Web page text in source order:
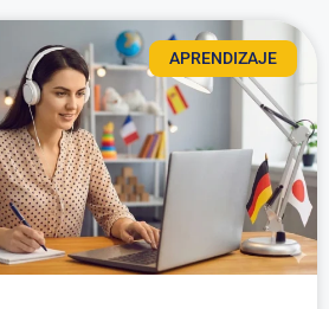
APRENDIZAJE